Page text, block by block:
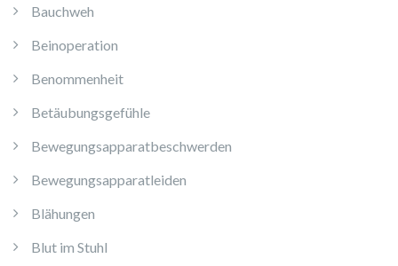
Bauchweh
Beinoperation
Benommenheit
Betäubungsgefühle
Bewegungsapparatbeschwerden
Bewegungsapparatleiden
Blähungen
Blut im Stuhl